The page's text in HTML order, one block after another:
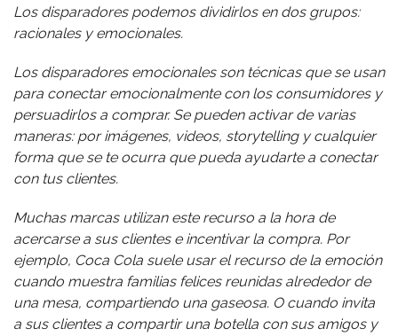
Los disparadores podemos dividirlos en dos grupos:
racionales y emocionales.
Los disparadores emocionales son técnicas que se usan
para conectar emocionalmente con los consumidores y
persuadirlos a comprar. Se pueden activar de varias
maneras: por imágenes, videos, storytelling y cualquier
forma que se te ocurra que pueda ayudarte a conectar
con tus clientes.
Muchas marcas utilizan este recurso a la hora de
acercarse a sus clientes e incentivar la compra. Por
ejemplo, Coca Cola suele usar el recurso de la emoción
cuando muestra familias felices reunidas alrededor de
una mesa, compartiendo una gaseosa. O cuando invita
a sus clientes a compartir una botella con sus amigos y